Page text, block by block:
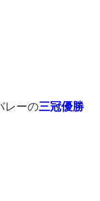
レーの三冠優勝